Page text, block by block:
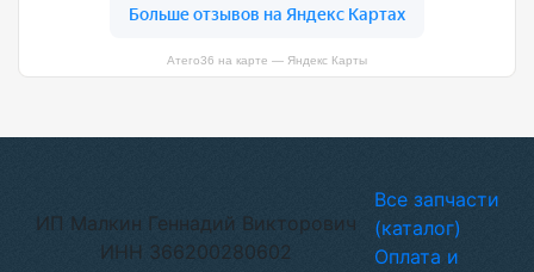
Атего36 на карте — Яндекс Карты
ИП Малкин Геннадий Викторович
ИНН 366200280602
Все запчасти
(каталог)
Оплата и